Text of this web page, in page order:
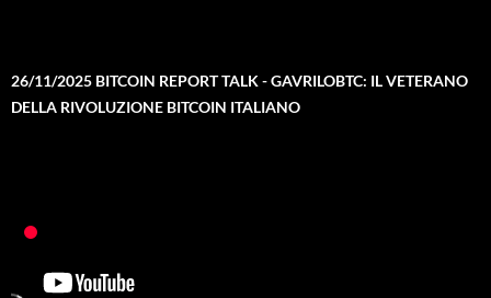
26/11/2025 BITCOIN REPORT TALK - GAVRILOBTC: IL VETERANO
DELLA RIVOLUZIONE BITCOIN ITALIANO